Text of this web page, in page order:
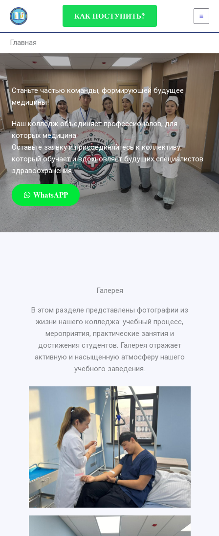
Перейти
КАК ПОСТУПИТЬ?
Главная
Станьте частью команды, формирующей будущее
медицины!
Наш колледж объединяет профессионалов, для
которых медицина
Оставьте заявку и присоединяйтесь к коллективу,
который обучает и вдохновляет будущих специалистов
здравоохранения.
WhatsAPP
Галерея
В этом разделе представлены фотографии из
жизни нашего колледжа: учебный процесс,
мероприятия, практические занятия и
достижения студентов. Галерея отражает
активную и насыщенную атмосферу нашего
учебного заведения.